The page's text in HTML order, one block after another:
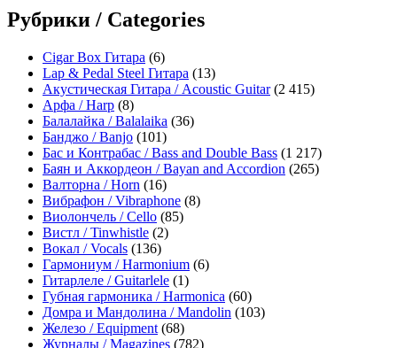
Рубрики / Categories
Cigar Box Гитара (6)
Lap & Pedal Steel Гитара (13)
Акустическая Гитара / Acoustic Guitar(2 415)
Арфа / Harp (8)
Балалайка / Balalaika (36)
Банджо / Banjo (101)
Бас и Контрабас / Bass and Double Bass (1 217)
Баян и Аккордеон / Bayan and Accordion (265)
Валторна / Horn (16)
Вибрафон / Vibraphone (8)
Виолончель / Cello (85)
Вистл / Tinwhistle (2)
Вокал / Vocals (136)
Гармониум / Harmonium (6)
Гитарлеле / Guitarlele (1)
Губная гармоника / Harmonica (60)
Домра и Мандолина / Mandolin (103)
Железо / Equipment (68)
Журналы / Magazines (782)